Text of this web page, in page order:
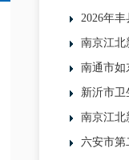
2026年
南京江北
南通市如
新沂市卫
南京江北
六安市第